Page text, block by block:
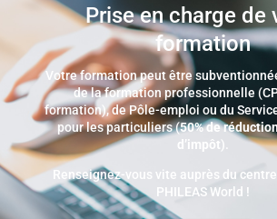
Prise en charge de
formation
Votre formation peut être
de la formation professionnelle
formation), de Pôle-emploi ou du
pour les particuliers (50% de
d’impôt).
Renseignez-vous vite auprès du
PHILEAS World !